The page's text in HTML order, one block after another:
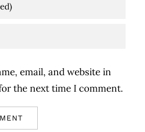
email, and website in
the next time I comment.